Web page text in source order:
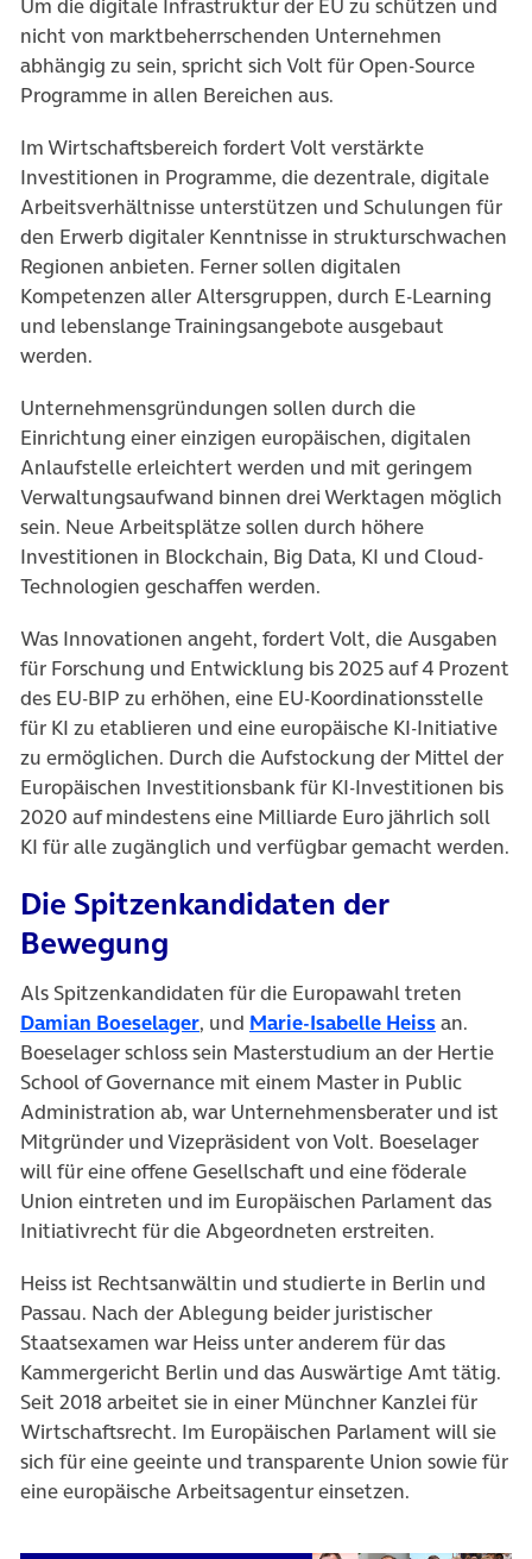
nicht von marktbeherrschenden Unternehmen
abhängig zu sein, spricht sich Volt für Open-Source
Programme in allen Bereichen aus.
Im Wirtschaftsbereich fordert Volt verstärkte
Investitionen in Programme, die dezentrale, digitale
Arbeitsverhältnisse unterstützen und Schulungen für
den Erwerb digitaler Kenntnisse in strukturschwachen
Regionen anbieten. Ferner sollen digitalen
Kompetenzen aller Altersgruppen, durch E-Learning
und lebenslange Trainingsangebote ausgebaut
werden.
Unternehmensgründungen sollen durch die
Einrichtung einer einzigen europäischen, digitalen
Anlaufstelle erleichtert werden und mit geringem
Verwaltungsaufwand binnen drei Werktagen möglich
sein. Neue Arbeitsplätze sollen durch höhere
Investitionen in Blockchain, Big Data, KI und Cloud-
Technologien geschaffen werden.
Was Innovationen angeht, fordert Volt, die Ausgaben
für Forschung und Entwicklung bis 2025 auf 4 Prozent
des EU-BIP zu erhöhen, eine EU-Koordinationsstelle
für KI zu etablieren und eine europäische KI-Initiative
zu ermöglichen. Durch die Aufstockung der Mittel der
Europäischen Investitionsbank für KI-Investitionen bis
2020 auf mindestens eine Milliarde Euro jährlich soll
KI für alle zugänglich und verfügbar gemacht werden.
Die Spitzenkandidaten der
Bewegung
Als Spitzenkandidaten für die Europawahl treten
Damian Boeselager(öffnet in neuem Tab)
, und Marie-Isabelle Heiss(öffnet in
an.
Boeselager schloss sein Masterstudium an der Hertie
School of Governance mit einem Master in Public
Administration ab, war Unternehmensberater und ist
Mitgründer und Vizepräsident von Volt. Boeselager
will für eine offene Gesellschaft und eine föderale
Union eintreten und im Europäischen Parlament das
Initiativrecht für die Abgeordneten erstreiten.
Heiss ist Rechtsanwältin und studierte in Berlin und
Passau. Nach der Ablegung beider juristischer
Staatsexamen war Heiss unter anderem für das
Kammergericht Berlin und das Auswärtige Amt tätig.
Seit 2018 arbeitet sie in einer Münchner Kanzlei für
Wirtschaftsrecht. Im Europäischen Parlament will sie
sich für eine geeinte und transparente Union sowie für
eine europäische Arbeitsagentur einsetzen.